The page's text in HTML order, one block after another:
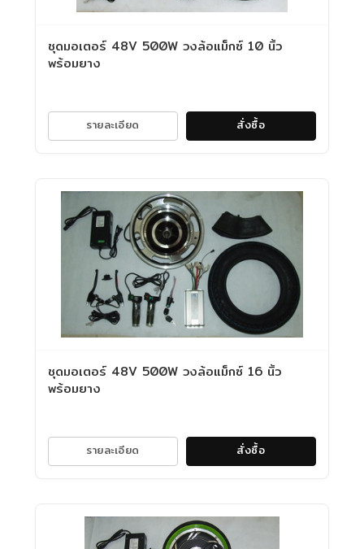
ชุดมอเตอร์ 48V 500W วงล้อแม็กซ์ 10 นิ้ว
พร้อมยาง
รายละเอียด สั่งซื้อ
ชุดมอเตอร์ 48V 500W วงล้อแม็กซ์ 16 นิ้ว
พร้อมยาง
รายละเอียด สั่งซื้อ